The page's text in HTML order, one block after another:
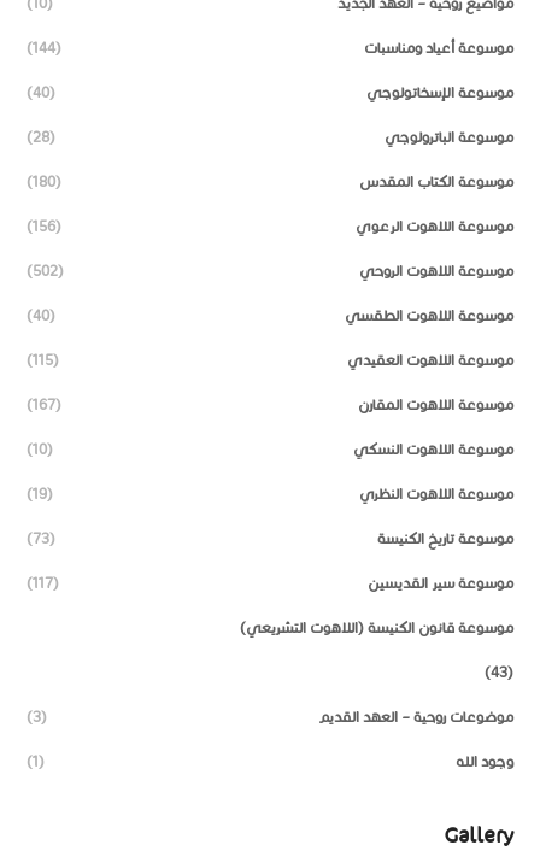
موسوعة أعياد ومناسبات (144)
موسوعة الإسخاتولوجي (40)
موسوعة الباترولوجي (28)
موسوعة الكتاب المقدس (180)
موسوعة اللاهوت الرعوي (156)
موسوعة اللاهوت الروحي (502)
موسوعة اللاهوت الطقسي (40)
موسوعة اللاهوت العقيدي (115)
موسوعة اللاهوت المقارن (167)
موسوعة اللاهوت النسكي (10)
موسوعة اللاهوت النظري (19)
موسوعة تاريخ الكنيسة (73)
موسوعة سير القديسين (117)
موسوعة قانون الكنيسة (اللاهوت التشريعي)
(43)
موضوعات روحية – العهد القديم (3)
وجود الله (1)
Gallery